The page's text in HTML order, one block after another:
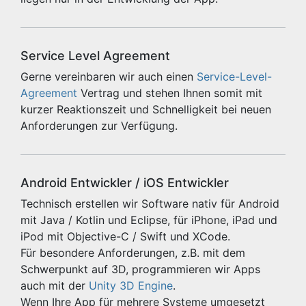
Service Level Agreement
Gerne vereinbaren wir auch einen Service-Level-
Agreement Vertrag und stehen Ihnen somit mit
kurzer Reaktionszeit und Schnelligkeit bei neuen
Anforderungen zur Verfügung.
Android Entwickler / iOS Entwickler
Technisch erstellen wir Software nativ für Android
mit Java / Kotlin und Eclipse, für iPhone, iPad und
iPod mit Objective-C / Swift und XCode.
Für besondere Anforderungen, z.B. mit dem
Schwerpunkt auf 3D, programmieren wir Apps
auch mit der Unity 3D Engine.
Wenn Ihre App für mehrere Systeme umgesetzt